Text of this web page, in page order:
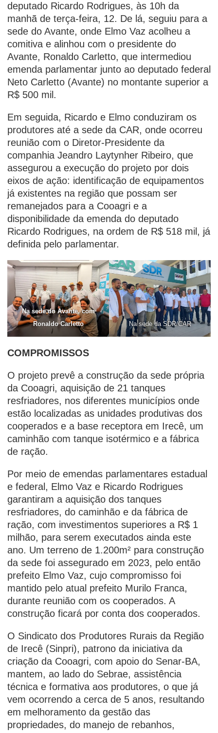
deputado Ricardo Rodrigues, às 10h da
manhã de terça-feira, 12. De lá, seguiu para a
sede do Avante, onde Elmo Vaz acolheu a
comitiva e alinhou com o presidente do
Avante, Ronaldo Carletto, que intermediou
emenda parlamentar junto ao deputado federal
Neto Carletto (Avante) no montante superior a
R$ 500 mil.
Em seguida, Ricardo e Elmo conduziram os
produtores até a sede da CAR, onde ocorreu
reunião com o Diretor-Presidente da
companhia Jeandro Laytynher Ribeiro, que
assegurou a execução do projeto por dois
eixos de ação: identificação de equipamentos
já existentes na região que possam ser
remanejados para a Cooagri e a
disponibilidade da emenda do deputado
Ricardo Rodrigues, na ordem de R$ 518 mil, já
definida pelo parlamentar.
Na sede do Avante, com
Ronaldo Carletto
Na sede da SDR/CAR
COMPROMISSOS
O projeto prevê a construção da sede própria
da Cooagri, aquisição de 21 tanques
resfriadores, nos diferentes municípios onde
estão localizadas as unidades produtivas dos
cooperados e a base receptora em Irecê, um
caminhão com tanque isotérmico e a fábrica
de ração.
Por meio de emendas parlamentares estadual
e federal, Elmo Vaz e Ricardo Rodrigues
garantiram a aquisição dos tanques
resfriadores, do caminhão e da fábrica de
ração, com investimentos superiores a R$ 1
milhão, para serem executados ainda este
ano. Um terreno de 1.200m² para construção
da sede foi assegurado em 2023, pelo então
prefeito Elmo Vaz, cujo compromisso foi
mantido pelo atual prefeito Murilo Franca,
durante reunião com os cooperados. A
construção ficará por conta dos cooperados.
O Sindicato dos Produtores Rurais da Região
de Irecê (Sinpri), patrono da iniciativa da
criação da Cooagri, com apoio do Senar-BA,
mantem, ao lado do Sebrae, assistência
técnica e formativa aos produtores, o que já
vem ocorrendo a cerca de 5 anos, resultando
em melhoramento da gestão das
propriedades, do manejo de rebanhos,